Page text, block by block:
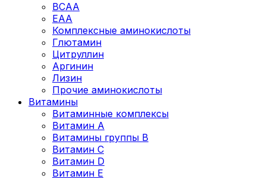
BCAA
EAA
Комплексные аминокислоты
Глютамин
Цитруллин
Аргинин
Лизин
Прочие аминокислоты
Витамины
Витаминные комплексы
Витамин А
Витамины группы В
Витамин C
Витамин D
Витамин Е